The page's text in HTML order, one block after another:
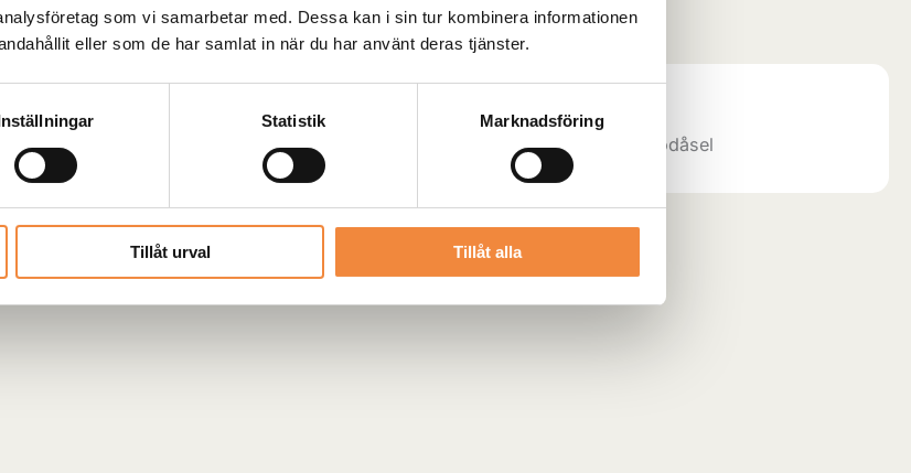
som vi samarbetar med. Dessa kan i sin tur kombinera informationen
eller som de har samlat in när du har använt deras tjänster.
Statistik Marknadsföring
Tillåt urval Tillåt alla
Artikelnr:AD10008 Kategori:Syntetlinor
Lagervara:
Produkten finns i vårt lokala lager och butik i Rödåsel